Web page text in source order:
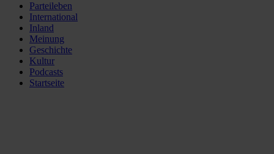
Parteileben
International
Inland
Meinung
Geschichte
Kultur
Podcasts
Startseite